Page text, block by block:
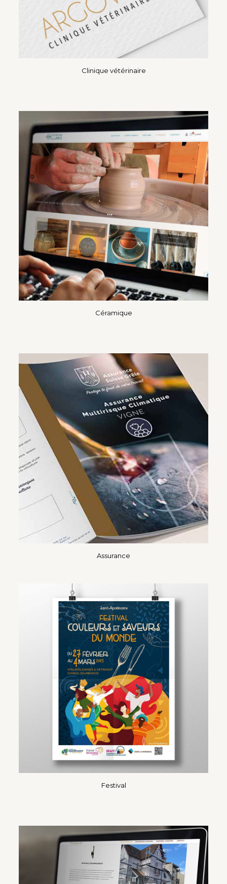
Clinique vétérinaire
Céramique
Assurance
Festival